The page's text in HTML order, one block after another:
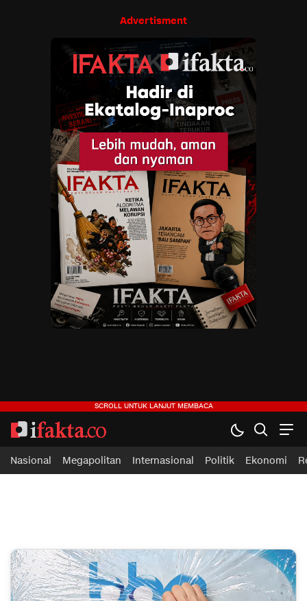
Advertisment
ifakta.co
#pastibenar
Nasional Megapolitan Internasional Politik Ekonomi